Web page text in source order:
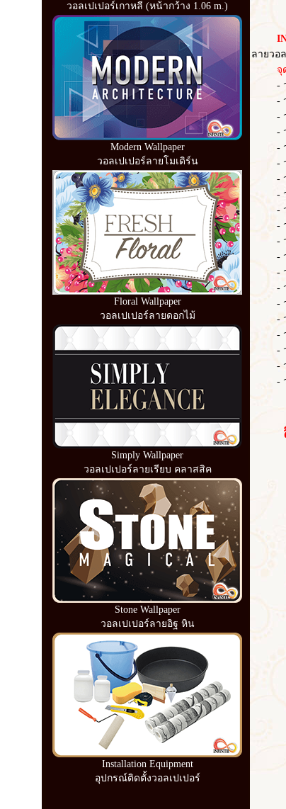
วอลเปเปอร์เกาหลี (หน้ากว้าง 1.06 m.)
Modern Wallpaper
วอลเปเปอร์ลายโมเดิร์น
Floral Wallpaper
วอลเปเปอร์ลายดอกไม้
Simply Wallpaper
วอลเปเปอร์ลายเรียบ คลาสสิค
Stone Wallpaper
วอลเปเปอร์ลายอิฐ หิน
Installation Equipment
อุปกรณ์ติดตั้งวอลเปเปอร์
ลายวอ
จุดเด่
- วอล
- วอล
- วอล
- วอล
- วอล
- วอล
- วอล
- วอล
- วอล
- วอล
- วอล
- วอล
- วอ
- วอ
- วอล
- วอล
- วอล
- วอ
- วอล
- วอล
สิน